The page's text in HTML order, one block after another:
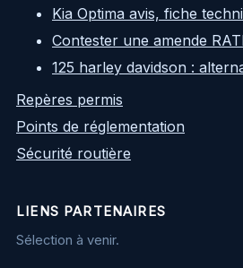
Kia Optima avis, fiche
Contester une amende
125 harley davidson :
Repères permis
Points de réglementation
Sécurité routière
LIENS PARTENAIRES
Sélection à venir.